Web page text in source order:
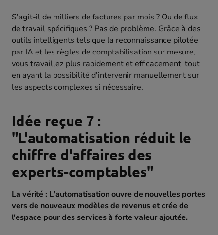
S'agit-il de milliers de factures par mois ? Ou de flux
de travail spécifiques ? Pas de problème. Grâce à des
outils intelligents tels que la reconnaissance pilotée
par IA et les règles de comptabilisation sur mesure,
vous travaillez plus rapidement et efficacement, tout
en ayant la possibilité d'intervenir manuellement sur
les aspects complexes si nécessaire.
Idée reçue 7 :
"L'automatisation réduit le
chiffre d'affaires des
experts-comptables"
La vérité : L'automatisation ouvre de nouvelles portes
vers de nouveaux modèles de revenus et crée de
l'espace pour des services à forte valeur ajoutée.